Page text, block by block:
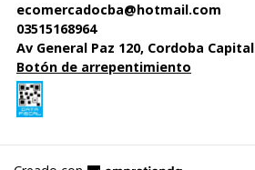
ecomercadocba@hotmail.com
03515168964
Av General Paz 120, Cordoba Capital
Botón de arrepentimiento